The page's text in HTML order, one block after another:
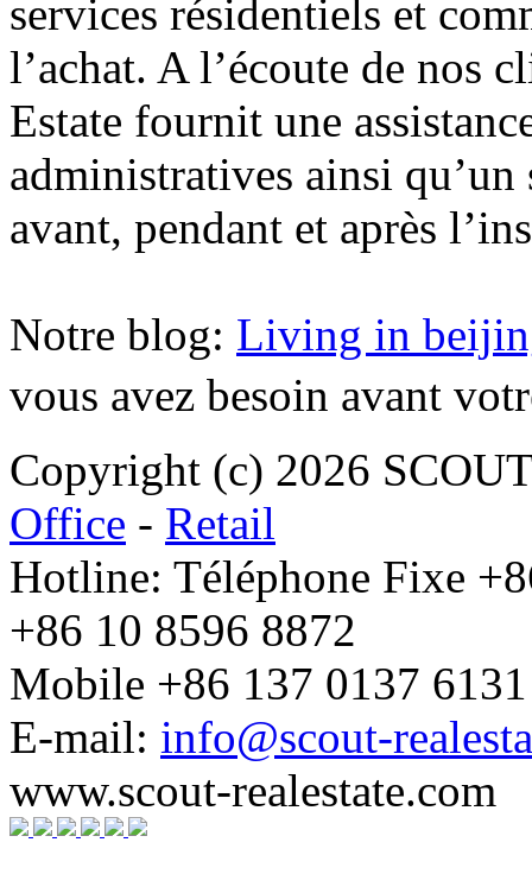
services résidentiels et
l’achat. A l’écoute de nos
Estate fournit une
administratives ainsi
avant, pendant et après
Notre blog: Living in
vous avez besoin avant
Copyright (c) 2026
Office - Retail
Hotline: Téléphone Fixe
+86 10 8596 8872
Mobile +86 137 0137 6131
E-mail: info@scout-
www.scout-realestate.com